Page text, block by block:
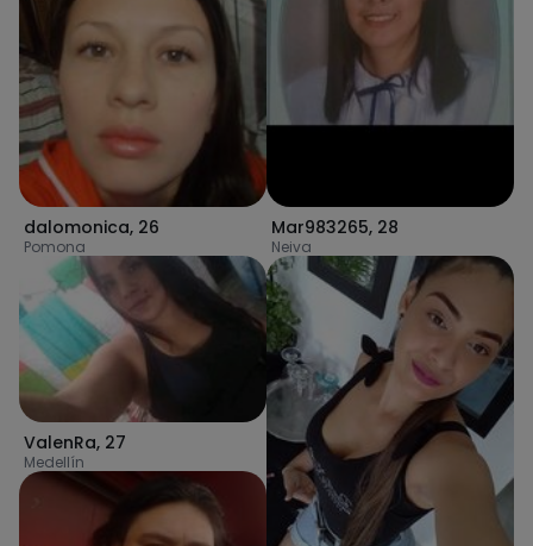
dalomonica, 26
Pomona
ValenRa, 27
Medellín
Mar983265, 28
Neiva